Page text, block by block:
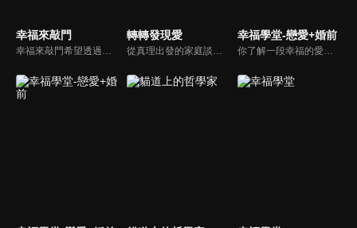
幸福來敲門 轉轉發現愛 幸福學堂-戀愛+婚前
你了解一段幸福的愛情是如何發展出來的嗎？你對你心中那一個對象，到底是愛還是喜歡？難道喜歡跟愛差距很大嗎？讓我們的大師來消除你心中的疑惑。